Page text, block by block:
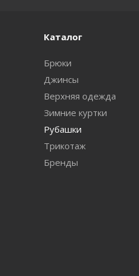
Каталог
Брюки
Джинсы
Верхняя одежда
Зимние куртки
Рубашки
Трикотаж
Бренды